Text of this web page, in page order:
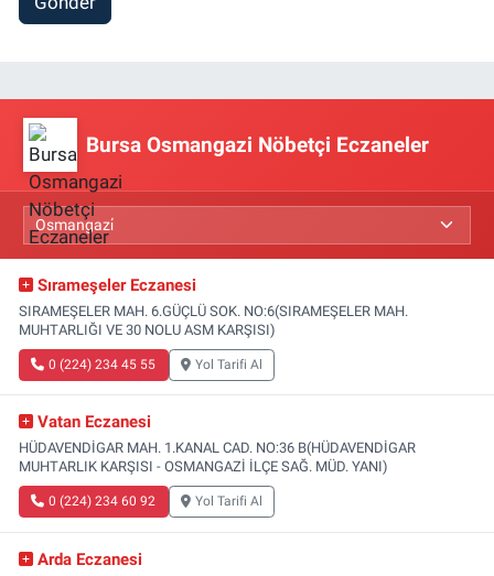
Bursa Osmangazi Nöbetçi Eczaneler
Sırameşeler Eczanesi
SIRAMEŞELER MAH. 6.GÜÇLÜ SOK. NO:6(SIRAMEŞELER MAH.
MUHTARLIĞI VE 30 NOLU ASM KARŞISI)
0 (224) 234 45 55 Yol Tarifi Al
Vatan Eczanesi
HÜDAVENDİGAR MAH. 1.KANAL CAD. NO:36 B(HÜDAVENDİGAR
MUHTARLIK KARŞISI - OSMANGAZİ İLÇE SAĞ. MÜD. YANI)
0 (224) 234 60 92 Yol Tarifi Al
Arda Eczanesi